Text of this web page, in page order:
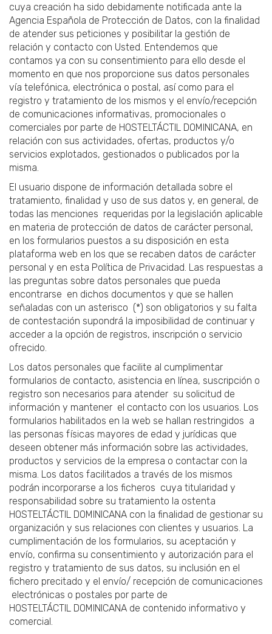
cuya creación ha sido debidamente notificada ante la
Agencia Española de Protección de Datos, con la finalidad
de atender sus peticiones y posibilitar la gestión de
relación y contacto con Usted. Entendemos que
contamos ya con su consentimiento para ello desde el
momento en que nos proporcione sus datos personales
vía telefónica, electrónica o postal, así como para el
registro y tratamiento de los mismos y el envío/recepción
de comunicaciones informativas, promocionales o
comerciales por parte de HOSTELTÁCTIL DOMINICANA, en
relación con sus actividades, ofertas, productos y/o
servicios explotados, gestionados o publicados por la
misma.
El usuario dispone de información detallada sobre el
tratamiento, finalidad y uso de sus datos y, en general, de
todas las menciones requeridas por la legislación aplicable
en materia de protección de datos de carácter personal,
en los formularios puestos a su disposición en esta
plataforma web en los que se recaben datos de carácter
personal y en esta Política de Privacidad. Las respuestas a
las preguntas sobre datos personales que pueda
encontrarse en dichos documentos y que se hallen
señaladas con un asterisco (*) son obligatorios y su falta
de contestación supondrá la imposibilidad de continuar y
acceder a la opción de registros, inscripción o servicio
ofrecido.
Los datos personales que facilite al cumplimentar
formularios de contacto, asistencia en línea, suscripción o
registro son necesarios para atender su solicitud de
información y mantener el contacto con los usuarios. Los
formularios habilitados en la web se hallan restringidos a
las personas físicas mayores de edad y jurídicas que
deseen obtener más información sobre las actividades,
productos y servicios de la empresa o contactar con la
misma. Los datos facilitados a través de los mismos
podrán incorporarse a los ficheros cuya titularidad y
responsabilidad sobre su tratamiento la ostenta
HOSTELTÁCTIL DOMINICANA con la finalidad de gestionar su
organización y sus relaciones con clientes y usuarios. La
cumplimentación de los formularios, su aceptación y
envío, confirma su consentimiento y autorización para el
registro y tratamiento de sus datos, su inclusión en el
fichero precitado y el envío/ recepción de comunicaciones
electrónicas o postales por parte de
HOSTELTÁCTIL DOMINICANA de contenido informativo y
comercial.